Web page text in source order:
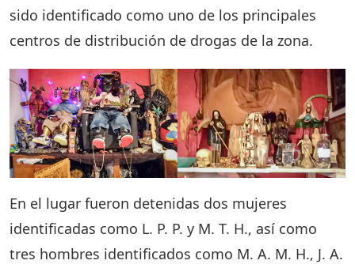
sido identificado como uno de los principales
centros de distribución de drogas de la zona.
En el lugar fueron detenidas dos mujeres
identificadas como L. P. P. y M. T. H., así como
tres hombres identificados como M. A. M. H., J. A.